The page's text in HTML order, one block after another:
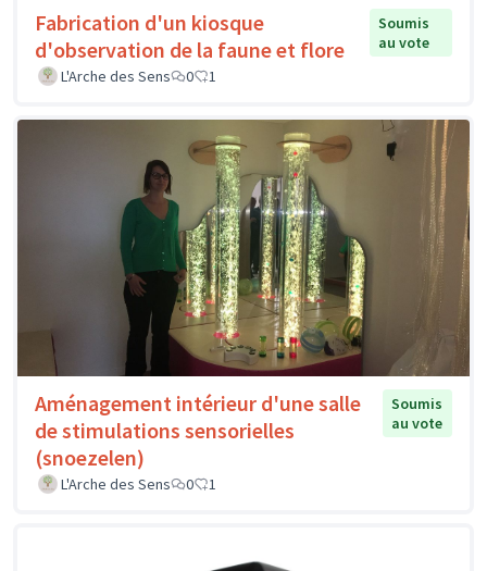
Fabrication d'un kiosque
d'observation de la faune et flore
Soumis
au vote
L'Arche des Sens
0 1
Aménagement intérieur d'une salle
de stimulations sensorielles
(snoezelen)
Soumis
au vote
L'Arche des Sens 0 1